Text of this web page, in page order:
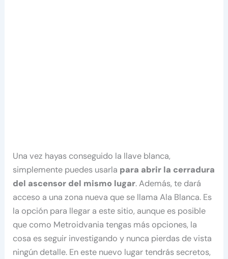
Una vez hayas conseguido la llave blanca,
simplemente puedes usarla para abrir la cerradura
del ascensor del mismo lugar. Además, te dará
acceso a una zona nueva que se llama Ala Blanca. Es
la opción para llegar a este sitio, aunque es posible
que como Metroidvania tengas más opciones, la
cosa es seguir investigando y nunca pierdas de vista
ningún detalle. En este nuevo lugar tendrás secretos,